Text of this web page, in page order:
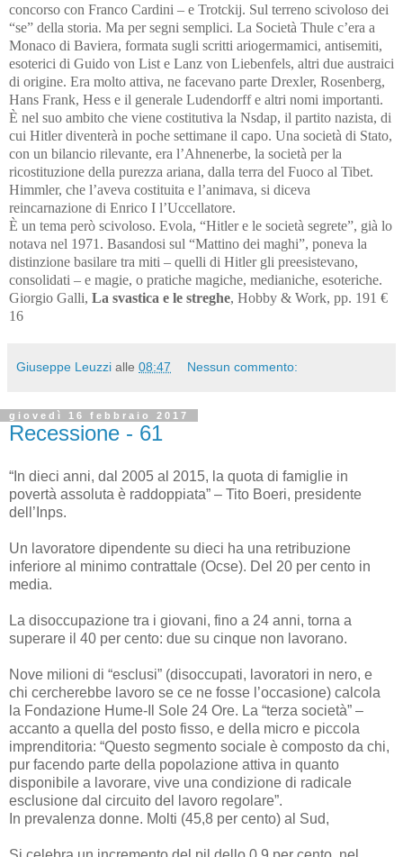
concorso con Franco Cardini – e Trotckij. Sul terreno scivoloso dei
“se” della storia. Ma per segni semplici. La Società Thule c’era a
Monaco di Baviera, formata sugli scritti ariogermamici, antisemiti,
esoterici di Guido von List e Lanz von Liebenfels, altri due austraici
di origine. Era molto attiva, ne facevano parte Drexler, Rosenberg,
Hans Frank, Hess e il generale Ludendorff e altri nomi importanti.
È nel suo ambito che viene costitutiva la Nsdap, il partito nazista, di
cui Hitler diventerà in poche settimane il capo. Una società di Stato,
con un bilancio rilevante, era l’Ahnenerbe, la società per la
ricostituzione della purezza ariana, dalla terra del Fuoco al Tibet.
Himmler, che l’aveva costituita e l’animava, si diceva
reincarnazione di Enrico I l’Uccellatore.
È un tema però scivoloso. Evola, “Hitler e le società segrete”, già lo
notava nel 1971. Basandosi sul “Mattino dei maghi”, poneva la
distinzione basilare tra miti – quelli di Hitler gli preesistevano,
consolidati – e magie, o pratiche magiche, medianiche, esoteriche.
Giorgio Galli, La svastica e le streghe, Hobby & Work, pp. 191 €
16
Giuseppe Leuzzi alle 08:47 Nessun commento:
giovedì 16 febbraio 2017
Recessione - 61
“In dieci anni, dal 2005 al 2015, la quota di famiglie in
povertà assoluta è raddoppiata” – Tito Boeri, presidente
dell’Inps.
Un lavoratore dipendente su dieci ha una retribuzione
inferiore al minimo contrattale (Ocse). Del 20 per cento in
media.
La disoccupazione tra i giovani, fino a 24 anni, torna a
superare il 40 per cento: due su cinque non lavorano.
Nove milioni di “esclusi” (disoccupati, lavoratori in nero, e
chi cercherebbe lavoro se ce ne fosse l’occasione) calcola
la Fondazione Hume-Il Sole 24 Ore. La “terza società” –
accanto a quella del posto fisso, e della micro e piccola
imprenditoria: “Questo segmento sociale è composto da chi,
pur facendo parte della popolazione attiva in quanto
disponibile a lavorare, vive una condizione di radicale
esclusione dal circuito del lavoro regolare”.
In prevalenza donne. Molti (45,8 per cento) al Sud,